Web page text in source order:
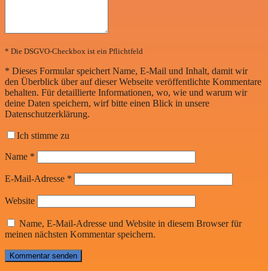
* Die DSGVO-Checkbox ist ein Pflichtfeld
* Dieses Formular speichert Name, E-Mail und Inhalt, damit wir
den Überblick über auf dieser Webseite veröffentlichte Kommentare
behalten. Für detaillierte Informationen, wo, wie und warum wir
deine Daten speichern, wirf bitte einen Blick in unsere
Datenschutzerklärung.
Ich stimme zu
Name *
E-Mail-Adresse *
Website
Name, E-Mail-Adresse und Website in diesem Browser für
meinen nächsten Kommentar speichern.